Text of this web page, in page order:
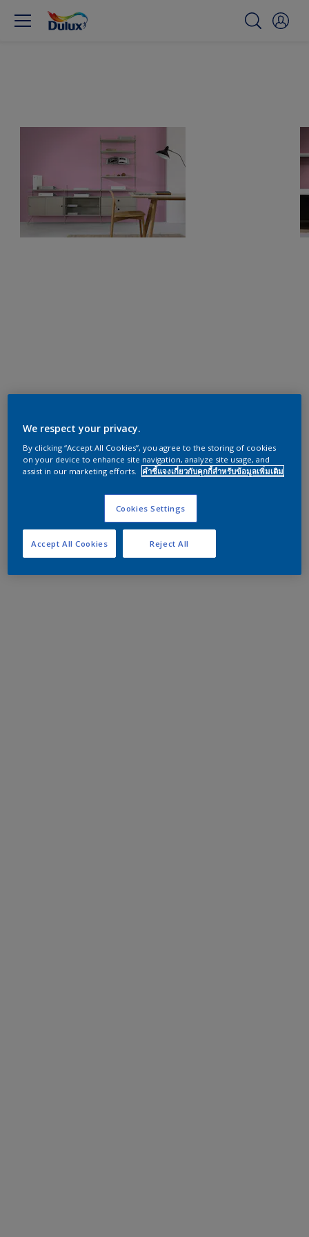
We respect your privacy.
By clicking “Accept All Cookies”, you agree to the storing of cookies
on your device to enhance site navigation, analyze site usage, and
assist in our marketing efforts.
คำชี้แจงเกี่ยวกับคุกกี้สำหรับข้อมูลเพิ่มเติม
Cookies Settings
Reject All
Accept All Cookies